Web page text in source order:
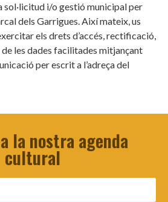
i/o gestió municipal per
dels Garrigues. Així mateix, us
els drets d’accés, rectificació,
les dades facilitades mitjançant
per escrit a l’adreça del
la nostra agenda
cultural